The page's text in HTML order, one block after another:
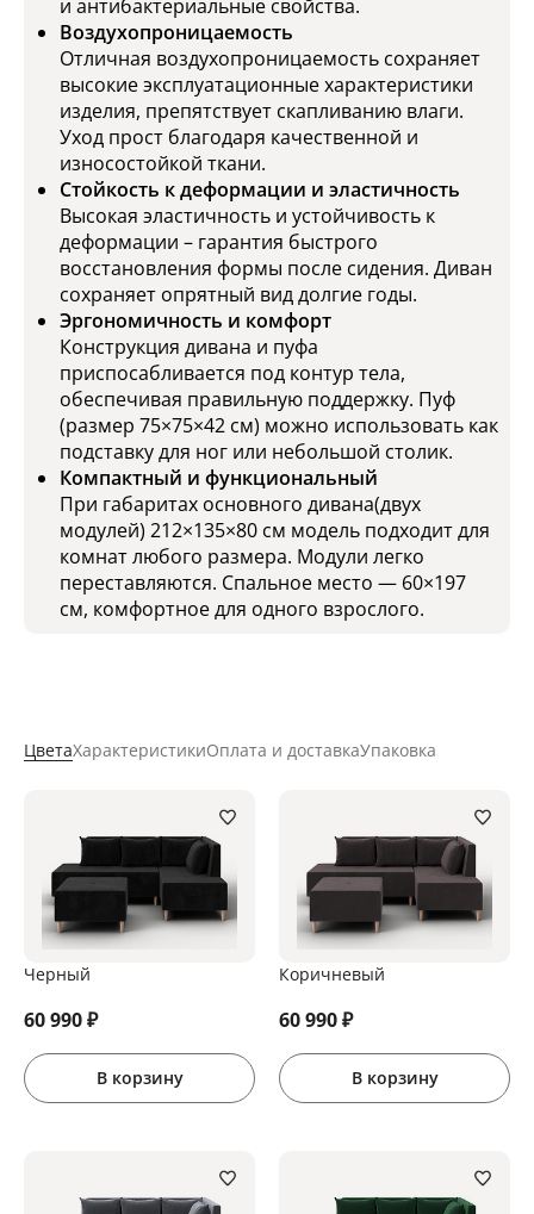
и антибактериальные свойства.
Воздухопроницаемость
Отличная воздухопроницаемость сохраняет
высокие эксплуатационные характеристики
изделия, препятствует скапливанию влаги.
Уход прост благодаря качественной и
износостойкой ткани.
Стойкость к деформации и эластичность
Высокая эластичность и устойчивость к
деформации – гарантия быстрого
восстановления формы после сидения. Диван
сохраняет опрятный вид долгие годы.
Эргономичность и комфорт
Конструкция дивана и пуфа
приспосабливается под контур тела,
обеспечивая правильную поддержку. Пуф
(размер 75×75×42 см) можно использовать как
подставку для ног или небольшой столик.
Компактный и функциональный
При габаритах основного дивана(двух
модулей) 212×135×80 см модель подходит для
комнат любого размера. Модули легко
переставляются. Спальное место — 60×197
см, комфортное для одного взрослого.
ЦветаХарактеристикиОплата и доставкаУпаковка
Черный
60 990₽
В корзину
Коричневый
60 990₽
В корзину